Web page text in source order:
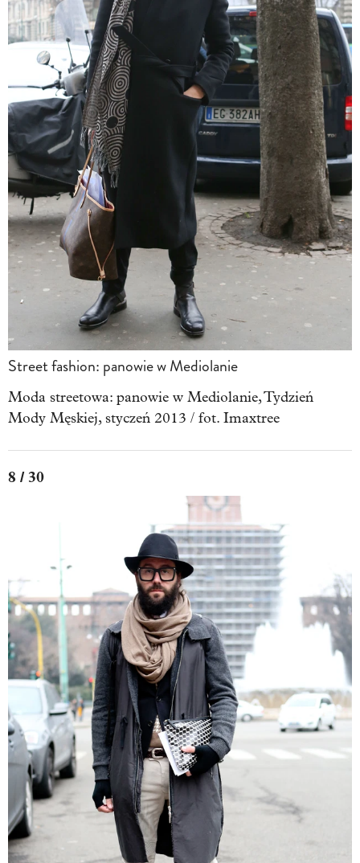
Street fashion: panowie w Mediolanie
Moda streetowa: panowie w Mediolanie, Tydzień
Mody Męskiej, styczeń 2013 / fot. Imaxtree
8 / 30